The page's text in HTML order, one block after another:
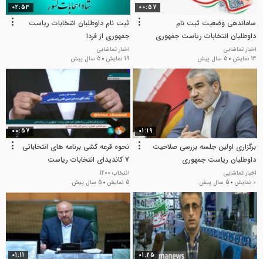
00:57
ساماندهی وضعیت ثبت نام
داوطلبان انتخابات ریاست جمهوری
اخبار تماشایی
14 نمایش
5 سال پیش
02:53
ثبت نام داوطلبان انتخابات ریاست
جمهوری از فردا
اخبار تماشایی
19 نمایش
5 سال پیش
01:19
برگزاری اولین جلسه بررسی صلاحیت
داوطلبان ریاست جمهوری
اخبار تماشایی
0 نمایش
5 سال پیش
00:57
نحوه قرعه‌ کشی برنامه‌ های انتخاباتی
7 کاندیدای انتخابات ریاست
جمهوری در رسانه ملی
انتخاب 1400
5 نمایش
5 سال پیش
01:25
01:11